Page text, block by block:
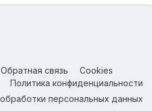
Обратная связь
Cookies
Политика конфиденциальности
персональных данных